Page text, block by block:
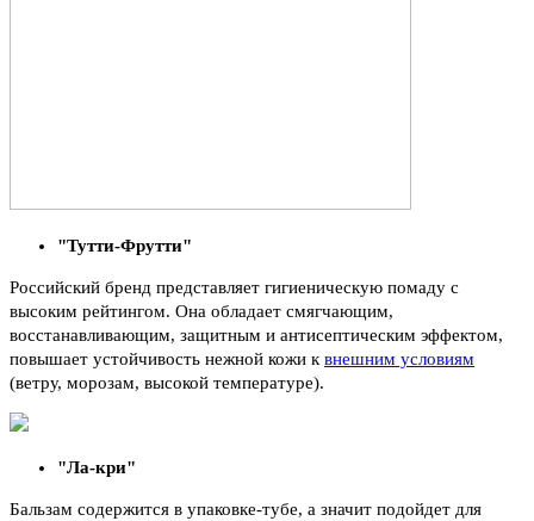
"Тутти-Фрутти"
Российский бренд представляет гигиеническую помаду с
высоким рейтингом. Она обладает смягчающим,
восстанавливающим, защитным и антисептическим эффектом,
повышает устойчивость нежной кожи квнешним условиям
(ветру, морозам, высокой температуре).
"Ла-кри"
Бальзам содержится в упаковке-тубе, а значит подойдет для